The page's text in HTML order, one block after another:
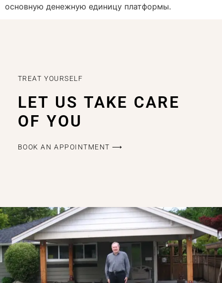
основную денежную единицу платформы.
TREAT YOURSELF
LET US TAKE CARE
OF YOU
BOOK AN APPOINTMENT ⟶